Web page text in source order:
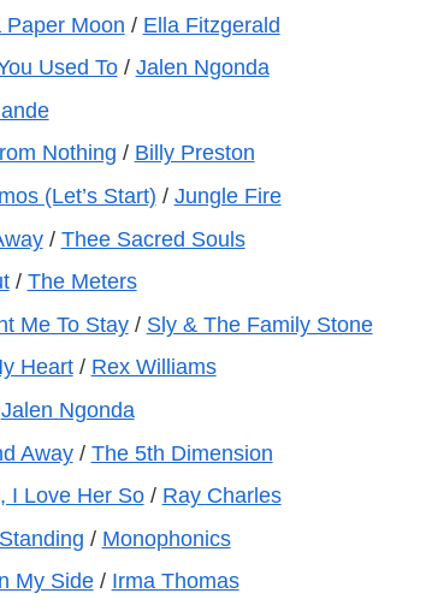
Paper Moon / Ella Fitzgerald
Used To/ Jalen Ngonda
Nothing / Billy Preston
(Let’s Start) / Jungle Fire
/ Thee Sacred Souls
/ The Meters
Me To Stay/ Sly & The Family Stone
Heart/ Rex Williams
Jalen Ngonda
Away/ The 5th Dimension
I Love Her So/ Ray Charles
/ Monophonics
My Side/ Irma Thomas